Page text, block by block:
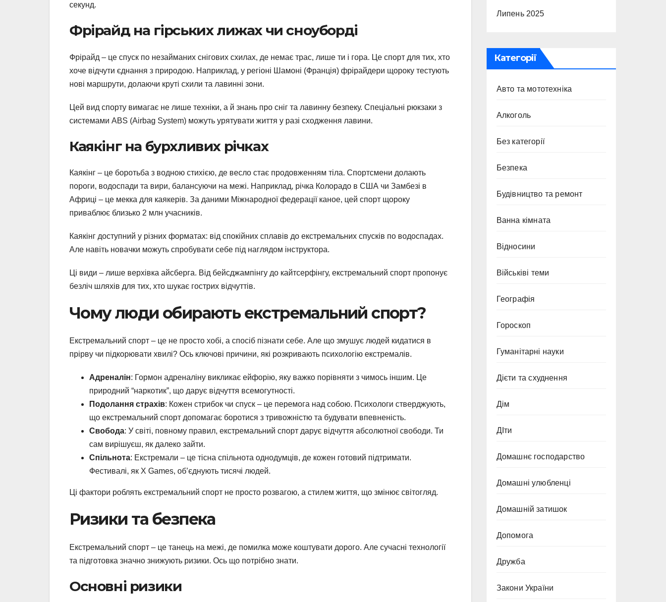
секунд.
Фрірайд на гірських лижах чи сноуборді
Фрірайд – це спуск по незайманих снігових схилах, де немає трас, лише ти і гора. Це спорт для тих, хто
хоче відчути єднання з природою. Наприклад, у регіоні Шамоні (Франція) фрірайдери щороку тестують
нові маршрути, долаючи круті схили та лавинні зони.
Цей вид спорту вимагає не лише техніки, а й знань про сніг та лавинну безпеку. Спеціальні рюкзаки з
системами ABS (Airbag System) можуть урятувати життя у разі сходження лавини.
Каякінг на бурхливих річках
Каякінг – це боротьба з водною стихією, де весло стає продовженням тіла. Спортсмени долають
пороги, водоспади та вири, балансуючи на межі. Наприклад, річка Колорадо в США чи Замбезі в
Африці – це мекка для каякерів. За даними Міжнародної федерації каное, цей спорт щороку
приваблює близько 2 млн учасників.
Каякінг доступний у різних форматах: від спокійних сплавів до екстремальних спусків по водоспадах.
Але навіть новачки можуть спробувати себе під наглядом інструктора.
Ці види – лише верхівка айсберга. Від бейсджампінгу до кайтсерфінгу, екстремальний спорт пропонує
безліч шляхів для тих, хто шукає гострих відчуттів.
Чому люди обирають екстремальний спорт?
Екстремальний спорт – це не просто хобі, а спосіб пізнати себе. Але що змушує людей кидатися в
прірву чи підкорювати хвилі? Ось ключові причини, які розкривають психологію екстремалів.
Адреналін: Гормон адреналіну викликає ейфорію, яку важко порівняти з чимось іншим. Це
природний “наркотик”, що дарує відчуття всемогутності.
Подолання страхів: Кожен стрибок чи спуск – це перемога над собою. Психологи стверджують,
що екстремальний спорт допомагає боротися з тривожністю та будувати впевненість.
Свобода: У світі, повному правил, екстремальний спорт дарує відчуття абсолютної свободи. Ти
сам вирішуєш, як далеко зайти.
Спільнота: Екстремали – це тісна спільнота однодумців, де кожен готовий підтримати.
Фестивалі, як X Games, об’єднують тисячі людей.
Ці фактори роблять екстремальний спорт не просто розвагою, а стилем життя, що змінює світогляд.
Ризики та безпека
Екстремальний спорт – це танець на межі, де помилка може коштувати дорого. Але сучасні технології
та підготовка значно знижують ризики. Ось що потрібно знати.
Основні ризики
Липень 2025
Категорії
Авто та мототехніка
Алкоголь
Без категорії
Безпека
Будівництво та ремонт
Ванна кімната
Відносини
Військіві теми
Географія
Гороскоп
Гуманітарні науки
Дієти та схуднення
Дім
ДІти
Домашнє господарство
Домашні улюбленці
Домашній затишок
Допомога
Дружба
Закони України